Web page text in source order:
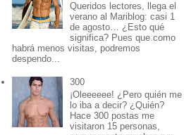
Queridos lectores, llega el
verano al Mariblog: casi 1
de agosto… ¿Esto qué
significa? Pues que como
habrá menos visitas, podremos
despendo...
300
¡Oleeeeee! ¿Pero quién me
lo iba a decir? ¿Quién?
Hace 300 postas me
visitaron 15 personas,